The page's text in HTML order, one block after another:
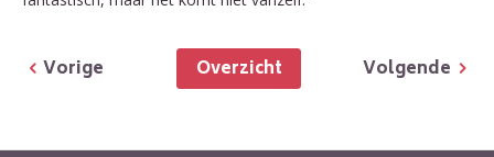
Volgende
Overzicht
Vorige